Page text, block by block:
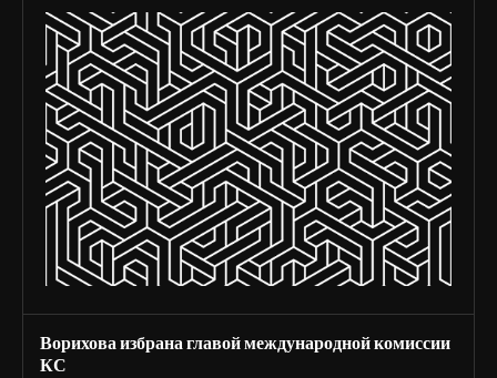
Ворихова избрана главой международной комиссии
КС